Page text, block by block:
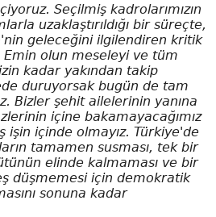
Seçilmiş kadrolarımızın
uzaklaştırıldığı bir süreçte,
geleceğini ilgilendiren kritik
olun meseleyi ve tüm
kadar yakından takip
duruyorsak bugün de tam
Bizler şehit ailelerinin yanına
içine bakamayacağımız
işin içinde olmayız. Türkiye'de
tamamen susması, tek bir
elinde kalmaması ve bir
düşmemesi için demokratik
sonuna kadar